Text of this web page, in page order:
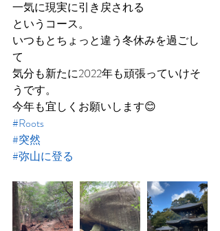
一気に現実に引き戻される
というコース。
いつもとちょっと違う冬休みを過ごし
て
気分も新たに2022年も頑張っていけそ
うです。
今年も宜しくお願いします😊
#Roots
#突然
#弥山に登る